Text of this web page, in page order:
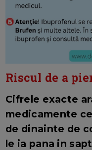
Riscul de a
Cifrele exacte
medicamente
de dinainte de
le ia pana in